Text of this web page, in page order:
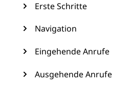
Erste Schritte
Navigation
Eingehende Anrufe
Ausgehende Anrufe